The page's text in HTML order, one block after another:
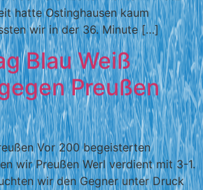
hatte Ostinghausen kaum
wir in der 36. Minute […]
Blau Weiß
Preußen
Vor 200 begeisterten
wir Preußen Werl verdient mit 3-1.
wir den Gegner unter Druck